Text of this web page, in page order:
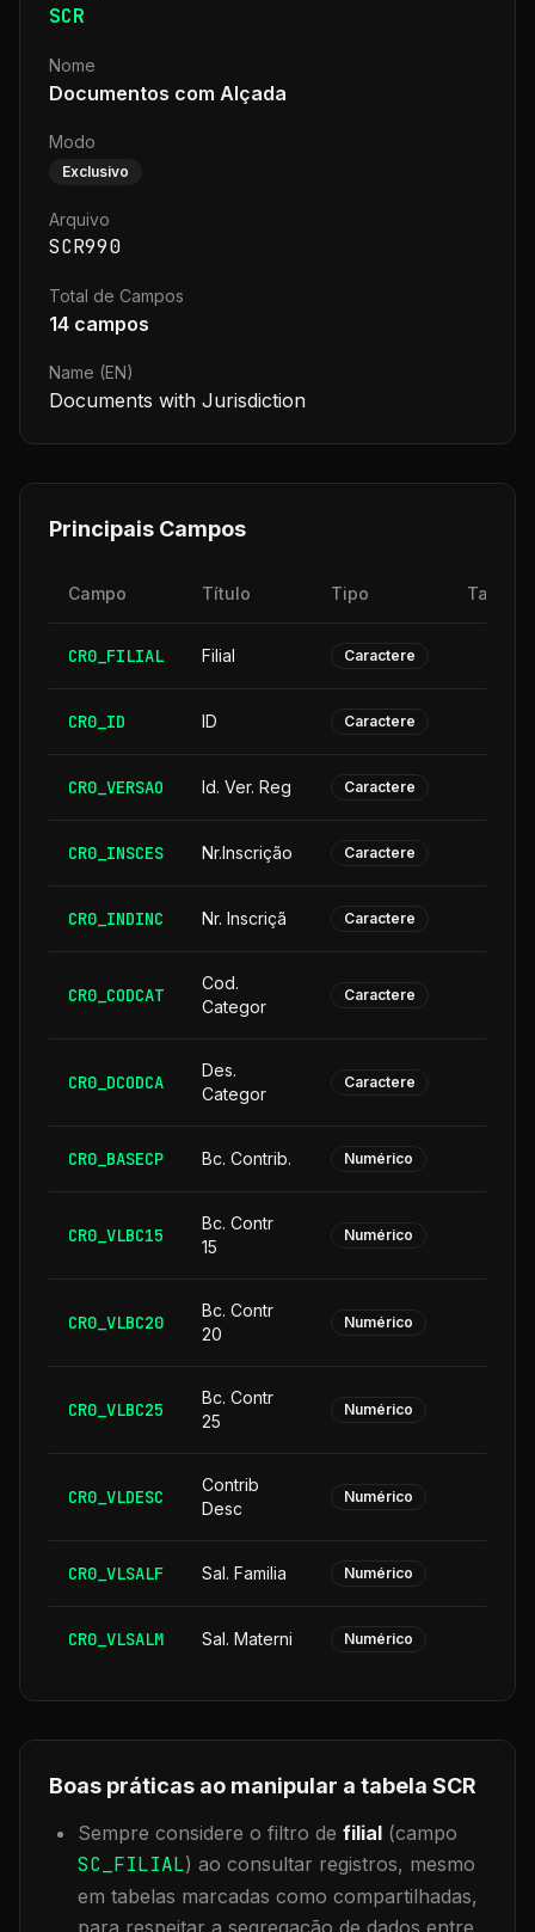
SCR
Nome
Documentos com Alçada
Modo
Exclusivo
Arquivo
SCR990
Total de Campos
14 campos
Name (EN)
Documents with Jurisdiction
Principais Campos
Campo Título Tipo
CR0_FILIAL Filial Caractere
CR0_ID ID Caractere
CR0_VERSAO Id. Ver. Reg Caractere
CR0_INSCES Nr.Inscrição Caractere
CR0_INDINC Nr. Inscriçã Caractere
CR0_CODCAT
Cod.
Categor
Caractere
CR0_DCODCA
Des.
Categor
Caractere
CR0_BASECP Bc. Contrib. Numérico
CR0_VLBC15
Bc. Contr
15
Numérico
CR0_VLBC20
Bc. Contr
20
Numérico
CR0_VLBC25
Bc. Contr
25
Numérico
CR0_VLDESC
Contrib
Desc
Numérico
CR0_VLSALF Sal. Familia Numérico
CR0_VLSALM Sal. Materni Numérico
Boas práticas ao manipular a tabela SCR
Sempre considere o filtro de filial (campo
SC_FILIAL) ao consultar registros, mesmo
em tabelas marcadas como compartilhadas,
para respeitar a segregação de dados entre